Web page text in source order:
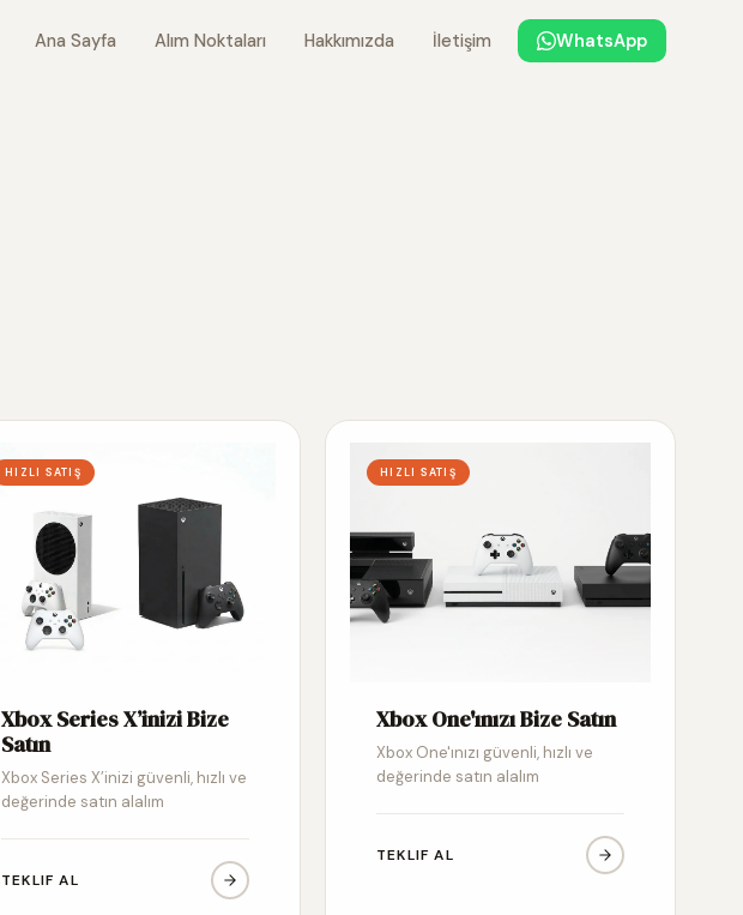
Ana Sayfa Alım Noktaları Hakkımızda İletişim WhatsApp
HIZLI SATIŞ
Xbox Series X’inizi Bize
Satın
Xbox Series X’inizi güvenli, hızlı ve
değerinde satın alalım
TEKLIF AL
HIZLI SATIŞ
Xbox One'ınızı Bize Satın
Xbox One'ınızı güvenli, hızlı ve
değerinde satın alalım
TEKLIF AL